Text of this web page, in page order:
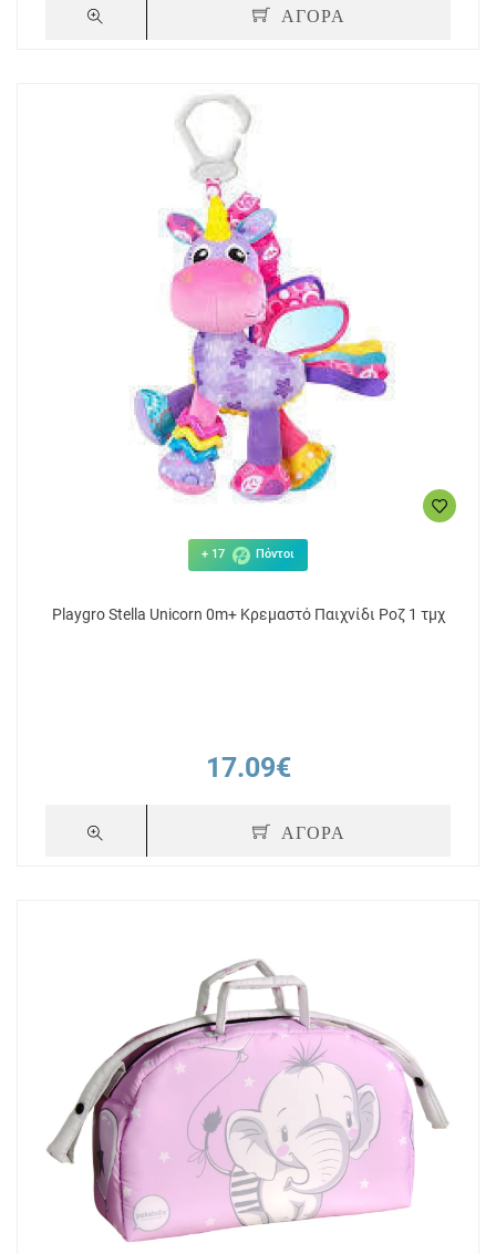
ΑΓΟΡΑ
+ 17 Πόντοι
Playgro Stella Unicorn 0m+ Κρεμαστό Παιχνίδι Ροζ 1 τμχ
17.09€
ΑΓΟΡΑ